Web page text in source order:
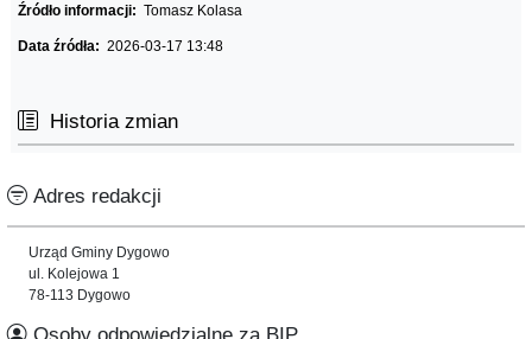
Źródło informacji: Tomasz Kolasa
Data źródła: 2026-03-17 13:48
Historia zmian
Adres redakcji
Urząd Gminy Dygowo
ul. Kolejowa 1
78-113 Dygowo
Osoby odpowiedzialne za BIP